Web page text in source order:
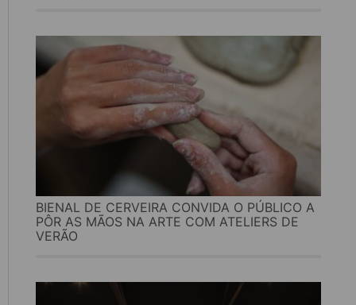
BIENAL DE CERVEIRA CONVIDA O PÚBLICO A
PÔR AS MÃOS NA ARTE COM ATELIERS DE
VERÃO